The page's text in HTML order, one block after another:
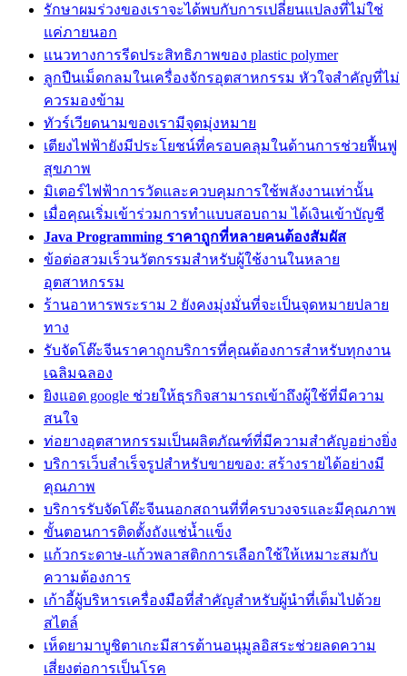
รักษาผมร่วงของเราจะได้พบกับการเปลี่ยนแปลงที่ไม่ใช่
แค่ภายนอก
แนวทางการรีดประสิทธิภาพของ plastic polymer
ลูกปืนเม็ดกลมในเครื่องจักรอุตสาหกรรม หัวใจสำคัญที่ไม่
ควรมองข้าม
ทัวร์เวียดนามของเรามีจุดมุ่งหมาย
เตียงไฟฟ้ายังมีประโยชน์ที่ครอบคลุมในด้านการช่วยฟื้นฟู
สุขภาพ
มิเตอร์ไฟฟ้าการวัดและควบคุมการใช้พลังงานเท่านั้น
เมื่อคุณเริ่มเข้าร่วมการทำแบบสอบถาม ได้เงินเข้าบัญชี
Java Programming ราคาถูกที่หลายคนต้องสัมผัส
ข้อต่อสวมเร็วนวัตกรรมสำหรับผู้ใช้งานในหลาย
อุตสาหกรรม
ร้านอาหารพระราม 2 ยังคงมุ่งมั่นที่จะเป็นจุดหมายปลาย
ทาง
รับจัดโต๊ะจีนราคาถูกบริการที่คุณต้องการสำหรับทุกงาน
เฉลิมฉลอง
ยิงแอด google ช่วยให้ธุรกิจสามารถเข้าถึงผู้ใช้ที่มีความ
สนใจ
ท่อยางอุตสาหกรรมเป็นผลิตภัณฑ์ที่มีความสำคัญอย่างยิ่ง
บริการเว็บสำเร็จรูปสำหรับขายของ: สร้างรายได้อย่างมี
คุณภาพ
บริการรับจัดโต๊ะจีนนอกสถานที่ที่ครบวงจรและมีคุณภาพ
ขั้นตอนการติดตั้งถังแช่น้ำแข็ง
แก้วกระดาษ-แก้วพลาสติกการเลือกใช้ให้เหมาะสมกับ
ความต้องการ
เก้าอี้ผู้บริหารเครื่องมือที่สำคัญสำหรับผู้นำที่เต็มไปด้วย
สไตล์
เห็ดยามาบูชิตาเกะมีสารต้านอนุมูลอิสระช่วยลดความ
เสี่ยงต่อการเป็นโรค